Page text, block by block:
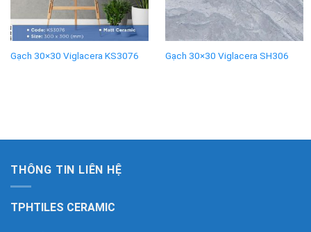
Gạch 30×30 Viglacera KS3076 Gạch 30×30 Viglacera SH306
THÔNG TIN LIÊN HỆ
TPHTILES CERAMIC